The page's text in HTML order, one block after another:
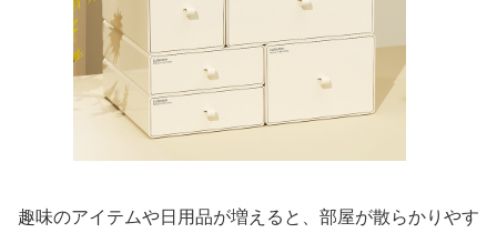
趣味のアイテムや日用品が増えると、部屋が散らかりやす